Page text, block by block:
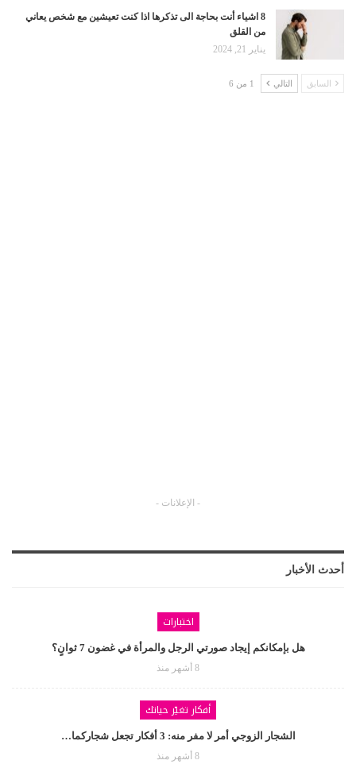
8 اشياء أنت بحاجة الى تذكرها اذا كنت تعيشين مع شخص يعاني
من القلق
يناير 21, 2024
السابق التالي 1 من 6
- الإعلانات -
أحدث الأخبار
اختبارات
هل بإمكانكم إيجاد صورتي الرجل والمرأة في غضون 7 ثوانٍ؟
8 أشهر منذ
أفكار تغيّر حياتك
الشجار الزوجي أمر لا مفر منه: 3 أفكار تجعل شجاركما…
8 أشهر منذ